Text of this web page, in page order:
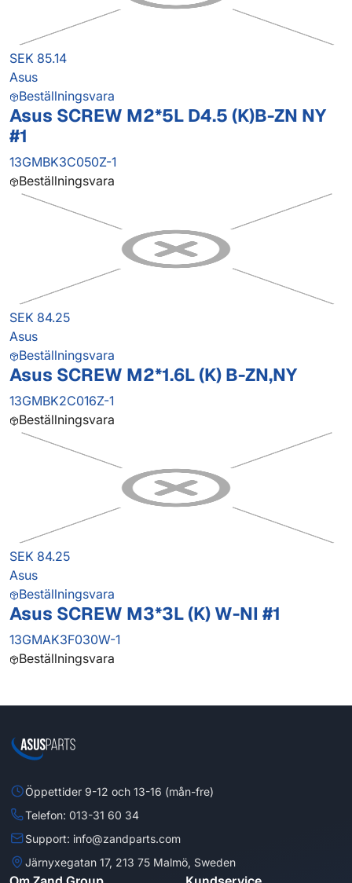
SEK 85.14
Asus
Beställningsvara
Asus SCREW M2*5L D4.5 (K)B-ZN NY
#1
13GMBK3C050Z-1
Beställningsvara
SEK 84.25
Asus
Beställningsvara
Asus SCREW M2*1.6L (K) B-ZN,NY
13GMBK2C016Z-1
Beställningsvara
SEK 84.25
Asus
Beställningsvara
Asus SCREW M3*3L (K) W-NI #1
13GMAK3F030W-1
Beställningsvara
Öppettider 9-12 och 13-16 (mån-fre)
Telefon: 013-31 60 34
Support: info@zandparts.com
Järnyxegatan 17, 213 75 Malmö, Sweden